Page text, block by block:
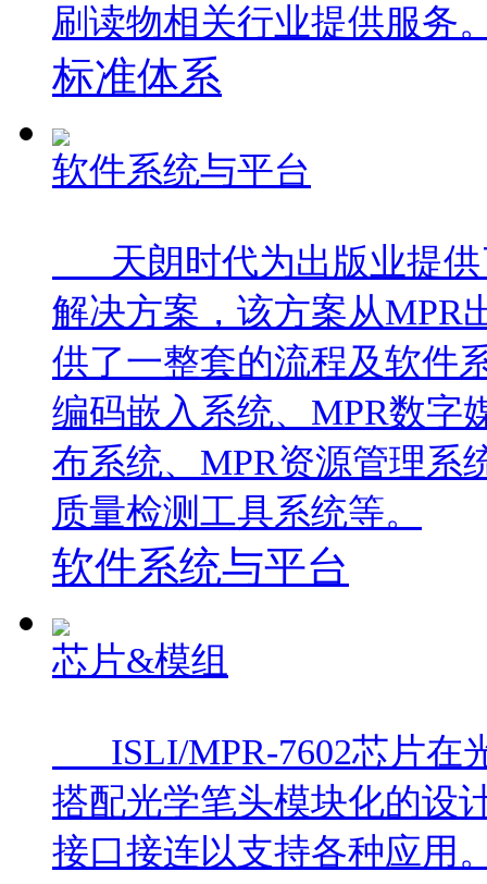
刷读物相关行业提供服务
标准体系
软件系统与平台
天朗时代为出版业提供
解决方案，该方案从MPR
供了一整套的流程及软件
编码嵌入系统、MPR数字
布系统、MPR资源管理系
质量检测工具系统等。
软件系统与平台
芯片&模组
ISLI/MPR-7602芯片在
搭配光学笔头模块化的设
接口接连以支持各种应用